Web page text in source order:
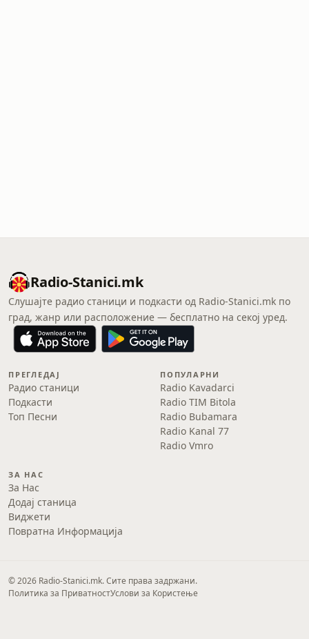
Radio-Stanici.mk
Слушајте радио станици и подкасти од Radio-Stanici.mk по
град, жанр или расположение — бесплатно на секој уред.
ПРЕГЛЕДАЈ
Радио станици
Подкасти
Топ Песни
ПОПУЛАРНИ
Radio Kavadarci
Radio TIM Bitola
Radio Bubamara
Radio Kanal 77
Radio Vmro
ЗА НАС
За Нас
Додај станица
Виджети
Повратна Информација
© 2026 Radio-Stanici.mk. Сите права задржани.
Политика за ПриватностУслови за Користење